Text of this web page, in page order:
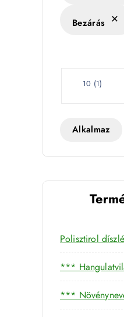
k
Bezárás
W
t
10 (1)
Alkalmaz
Polisztirol
***
***